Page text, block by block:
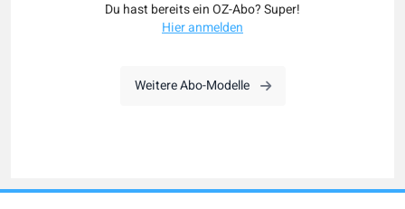
Du hast bereits ein OZ-Abo? Super!
Hier anmelden
Weitere Abo-Modelle